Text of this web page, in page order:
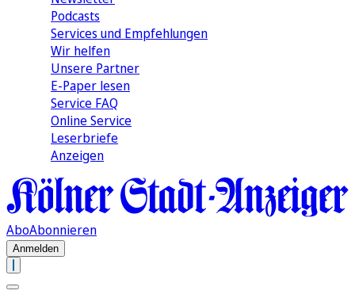
Podcasts
Services und Empfehlungen
Wir helfen
Unsere Partner
E-Paper lesen
Service FAQ
Online Service
Leserbriefe
Anzeigen
AboAbonnieren
Anmelden